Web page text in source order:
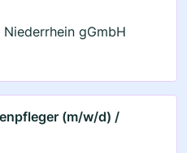
gGmbH
(m/w/d) /